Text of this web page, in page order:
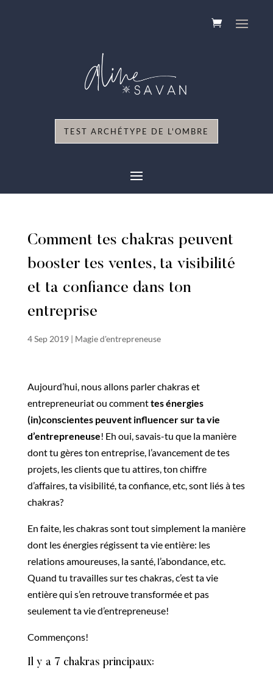
TEST ARCHÉTYPE DE L'OMBRE
Comment tes chakras peuvent
booster tes ventes, ta visibilité
et ta confiance dans ton
entreprise
4 Sep 2019| Magie d'entrepreneuse
Aujourd’hui, nous allons parler chakras et
entrepreneuriat ou commenttes énergies
(in)conscientes peuvent influencer sur ta vie
d’entrepreneuse! Eh oui, savais-tu que la manière
dont tu gères ton entreprise, l’avancement de tes
projets, les clients que tu attires, ton chiffre
d’affaires, ta visibilité, ta confiance, etc, sont liés à tes
chakras?
En faite, les chakras sont tout simplement la manière
dont les énergies régissent ta vie entière: les
relations amoureuses, la santé, l’abondance, etc.
Quand tu travailles sur tes chakras, c’est ta vie
entière qui s’en retrouve transformée et pas
seulement ta vie d’entrepreneuse!
Commençons!
Il y a 7 chakras principaux: